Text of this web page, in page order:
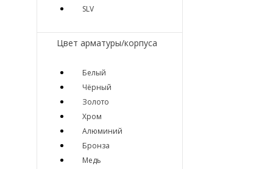
SLV
Цвет арматуры/корпуса
Белый
Чёрный
Золото
Хром
Алюминий
Бронза
Медь